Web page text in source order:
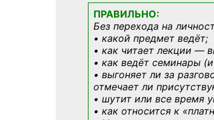
ПРАВИЛЬНО:
Без перехода на
• какой предмет ведёт;
• как читает лекции —
• как ведёт семинары
• выгоняет ли за
отмечает ли
• шутит или все время
• как относится к